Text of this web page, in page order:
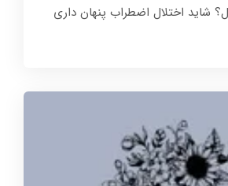
شاید اختلال اضطراب پنهان داری